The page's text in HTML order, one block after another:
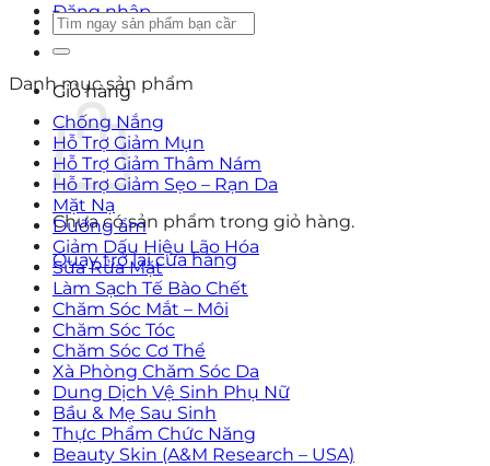
Đăng nhập
Giỏ hàng
Chưa có sản phẩm trong giỏ hàng.
Quay trở lại cửa hàng
Tìm
kiếm:
Danh mục sản phẩm
Chống Nắng
Hỗ Trợ Giảm Mụn
Hỗ Trợ Giảm Thâm Nám
Hỗ Trợ Giảm Sẹo – Rạn Da
Mặt Nạ
Dưỡng ẩm
Giảm Dấu Hiệu Lão Hóa
Sữa Rửa Mặt
Làm Sạch Tế Bào Chết
Chăm Sóc Mắt – Môi
Chăm Sóc Tóc
Chăm Sóc Cơ Thể
Xà Phòng Chăm Sóc Da
Dung Dịch Vệ Sinh Phụ Nữ
Bầu & Mẹ Sau Sinh
Thực Phẩm Chức Năng
Beauty Skin (A&M Research – USA)